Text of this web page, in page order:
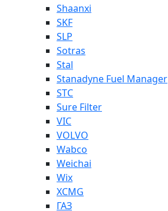
Shaanxi
SKF
SLP
Sotras
Stal
Stanadyne Fuel Manager
STC
Sure Filter
VIC
VOLVO
Wabco
Weichai
Wix
XCMG
ГАЗ